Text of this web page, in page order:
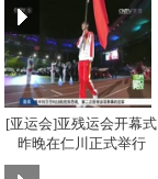
[亚运会]亚残运会开幕式
昨晚在仁川正式举行